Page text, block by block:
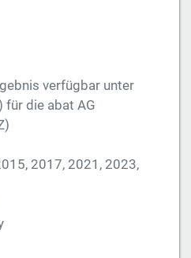
verfügbar unter
die abat AG
2017, 2021, 2023,